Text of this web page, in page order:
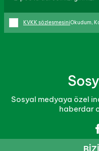
KVKK sözleşmesiniOkudum,
Sosyal medyaya özel
haberdar